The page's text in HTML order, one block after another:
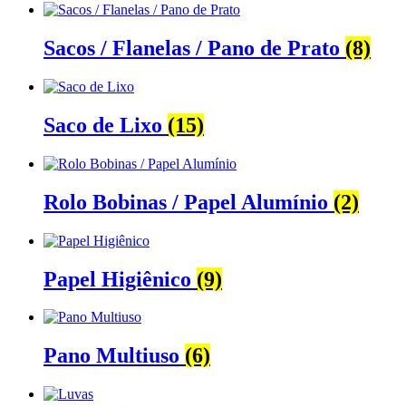
Sacos / Flanelas / Pano de Prato (8)
Saco de Lixo (15)
Rolo Bobinas / Papel Alumínio (2)
Papel Higiênico (9)
Pano Multiuso (6)